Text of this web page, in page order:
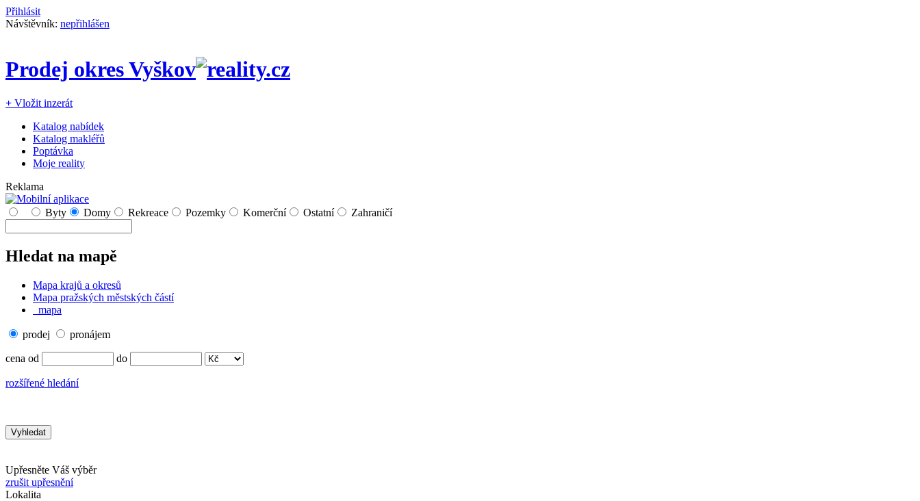
Přihlásit
Návštěvník: nepřihlášen
Prodej okres Vyškov
+ Vložit inzerát
Katalog nabídek
Katalog makléřů
Poptávka
Moje reality
Reklama
Byty Domy Rekreace Pozemky Komerční Ostatní Zahraničí
Hledat na mapě
Mapa krajů a okresů
Mapa pražských městských částí
mapa
prodej pronájem
cena od do
rozšířené hledání
Upřesněte Váš výběr
zrušit upřesnění
Lokalita